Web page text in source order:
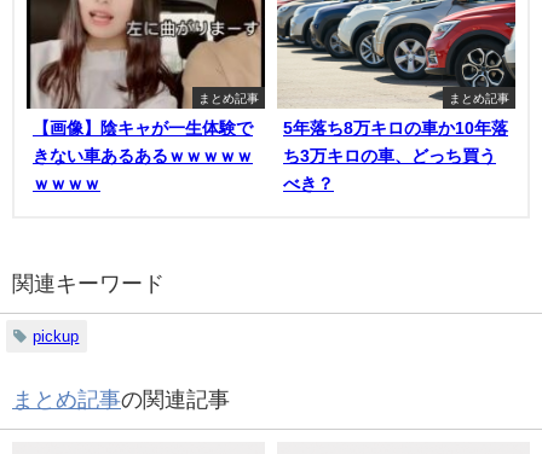
まとめ記事
【画像】陰キャが一生体験で
きない車あるあるｗｗｗｗｗ
ｗｗｗｗ
まとめ記事
5年落ち8万キロの車か10年落
ち3万キロの車、どっち買う
べき？
関連キーワード
pickup
まとめ記事の関連記事